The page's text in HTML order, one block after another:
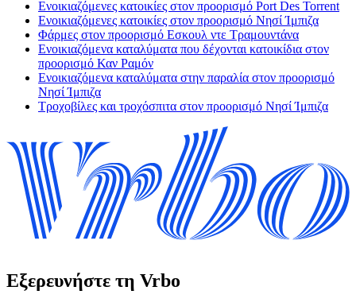
Ενοικιαζόμενες κατοικίες στον προορισμό Port Des Torrent
Ενοικιαζόμενες κατοικίες στον προορισμό Νησί Ίμπιζα
Φάρμες στον προορισμό Εσκουλ ντε Τραμουντάνα
Ενοικιαζόμενα καταλύματα που δέχονται κατοικίδια στον
προορισμό Καν Ραμόν
Ενοικιαζόμενα καταλύματα στην παραλία στον προορισμό
Νησί Ίμπιζα
Τροχοβίλες και τροχόσπιτα στον προορισμό Νησί Ίμπιζα
Εξερευνήστε τη Vrbo